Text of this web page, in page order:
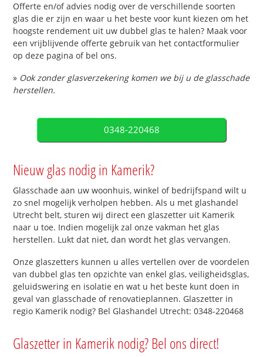
Offerte en/of advies nodig over de verschillende soorten
glas die er zijn en waar u het beste voor kunt kiezen om het
hoogste rendement uit uw dubbel glas te halen? Maak voor
een vrijblijvende offerte gebruik van het contactformulier
op deze pagina of bel ons.
» Ook zonder glasverzekering komen we bij u de glasschade
herstellen.
0348-220468
Nieuw glas nodig in Kamerik?
Glasschade aan uw woonhuis, winkel of bedrijfspand wilt u
zo snel mogelijk verholpen hebben. Als u met glashandel
Utrecht belt, sturen wij direct een glaszetter uit Kamerik
naar u toe. Indien mogelijk zal onze vakman het glas
herstellen. Lukt dat niet, dan wordt het glas vervangen.
Onze glaszetters kunnen u alles vertellen over de voordelen
van dubbel glas ten opzichte van enkel glas, veiligheidsglas,
geluidswering en isolatie en wat u het beste kunt doen in
geval van glasschade of renovatieplannen. Glaszetter in
regio Kamerik nodig? Bel Glashandel Utrecht: 0348-220468
Glaszetter in Kamerik nodig? Bel ons direct!